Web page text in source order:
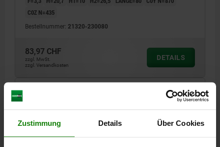
Zustimmung Details Über Cookies
C0Z N=435
Bestellnummer: 21320-230080
83,97 CHF
zzgl. MwSt.
zzgl. Versandkosten
DETAILS